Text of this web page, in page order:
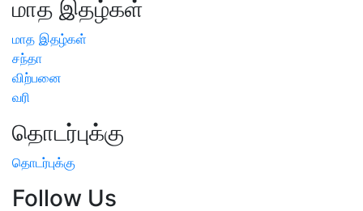
மாத இதழ்கள்
மாத இதழ்கள்
சந்தா
விற்பனை
வரி
தொடர்புக்கு
தொடர்புக்கு
Follow Us